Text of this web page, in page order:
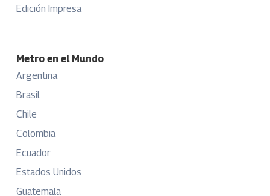
Edición Impresa
Metro en el Mundo
Argentina
Brasil
Chile
Colombia
Ecuador
Estados Unidos
Guatemala